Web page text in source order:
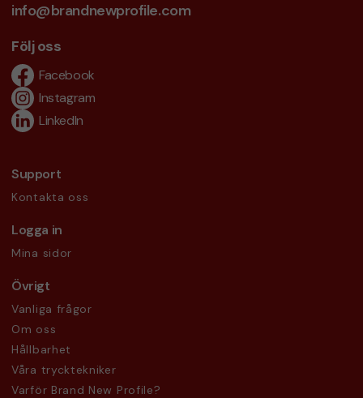
info@brandnewprofile.com
Följ oss
Facebook
Instagram
LinkedIn
Support
Kontakta oss
Logga in
Mina sidor
Övrigt
Vanliga frågor
Om oss
Hållbarhet
Våra trycktekniker
Varför Brand New Profile?